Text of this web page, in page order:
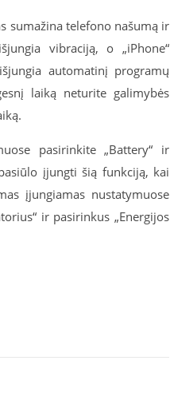
sumažina telefono našumą ir
vibraciją, o „iPhone“
automatinį programų
laiką neturite galimybės
pasirinkite „Battery“ ir
įjungti šią funkciją, kai
įjungiamas nustatymuose
ir pasirinkus „Energijos